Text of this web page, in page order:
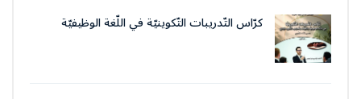
كرّاس التّدريبات التّكوينيّة في اللّغة الوظيفيّة